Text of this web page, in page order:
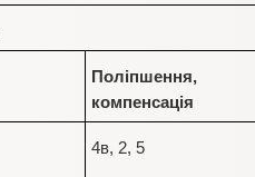
Поліпшення,
компенсація
4в, 2, 5